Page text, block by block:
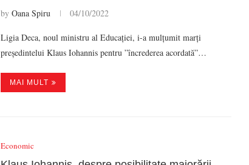
by Oana Spiru 04/10/2022
Ligia Deca, noul ministru al Educației, i-a mulțumit marți
președintelui Klaus Iohannis pentru ”încrederea acordată”…
MAI MULT
Economic